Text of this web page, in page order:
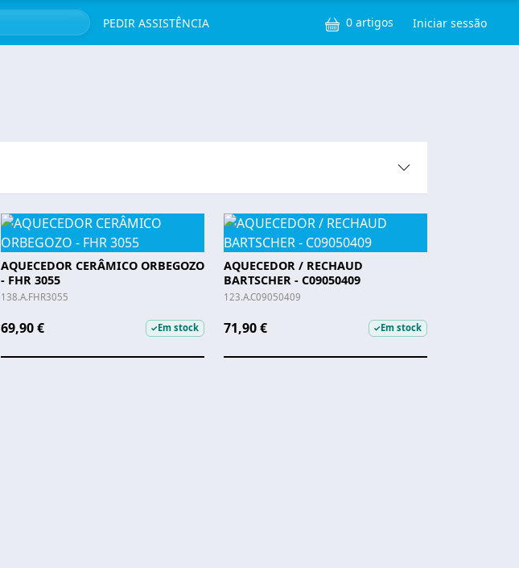
Serviços
PEDIR ASSISTÊNCIA 0 artigos Menu
Iniciar sessão
AQUECEDOR CERÂMICO ORBEGOZO
- FHR 3055
138.A.FHR3055
69,90 € ✓Em stock
AQUECEDOR / RECHAUD
BARTSCHER - C09050409
123.A.C09050409
71,90 € ✓Em stock